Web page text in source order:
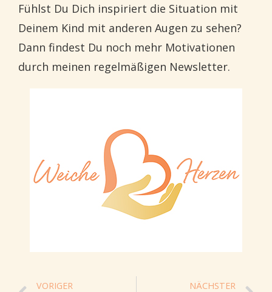
Fühlst Du Dich inspiriert die Situation mit
Deinem Kind mit anderen Augen zu sehen?
Dann findest Du noch mehr Motivationen
durch meinen regelmäßigen Newsletter.
VORIGER NÄCHSTER